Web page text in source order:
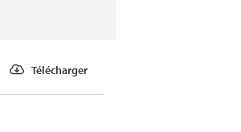
Télécharger